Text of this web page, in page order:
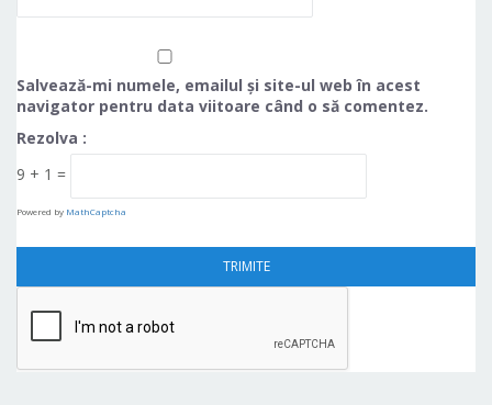
Salvează-mi numele, emailul și site-ul web în acest
navigator pentru data viitoare când o să comentez.
Rezolva :
9 + 1 =
Powered by MathCaptcha